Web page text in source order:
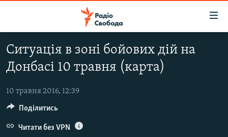
до
основного
Перейти
до
навігації
РАДІО СВОБОДА – 70 РОКІВ
ВСЕ ЗА ДОБУ
СТАТТІ
ПОЛІТИКА
ЕКОНОМІКА
ВІЙНА
РОСІЙСЬКА «ФІЛЬТРАЦІЯ»
Ситуація в зоні бойових дій на
Донбасі 10 травня (карта)
10 травня 2016, 12:39
Поділитись
Читати без VPN